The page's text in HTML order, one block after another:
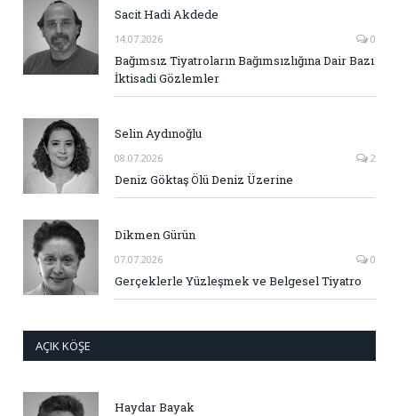
Sacit Hadi Akdede
14.07.2026 0
Bağımsız Tiyatroların Bağımsızlığına Dair Bazı
İktisadi Gözlemler
Selin Aydınoğlu
08.07.2026 2
Deniz Göktaş Ölü Deniz Üzerine
Dikmen Gürün
07.07.2026 0
Gerçeklerle Yüzleşmek ve Belgesel Tiyatro
AÇIK KÖŞE
Haydar Bayak